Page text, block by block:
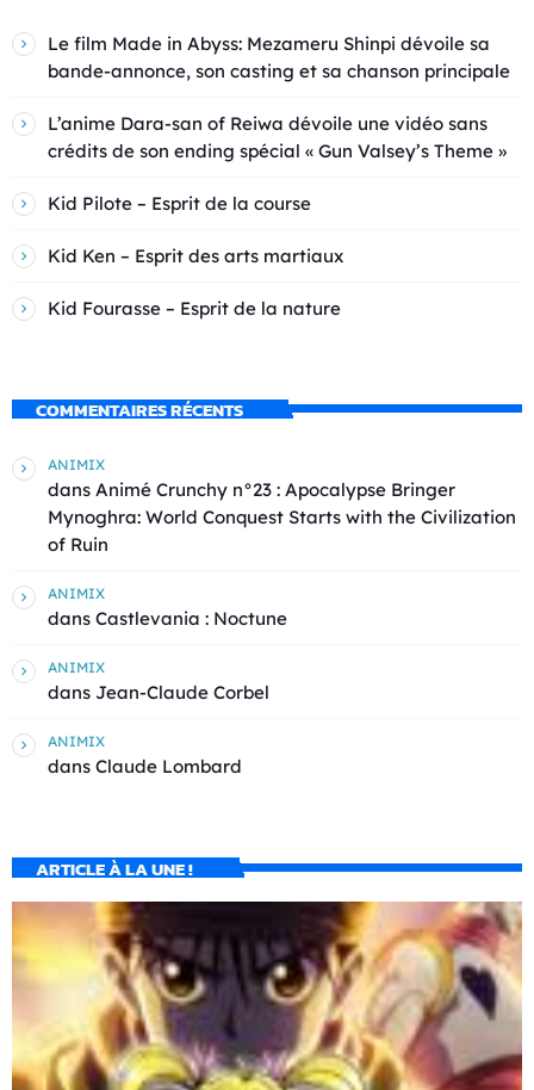
Le film Made in Abyss: Mezameru Shinpi dévoile sa
bande-annonce, son casting et sa chanson principale
L’anime Dara-san of Reiwa dévoile une vidéo sans
crédits de son ending spécial « Gun Valsey’s Theme »
Kid Pilote – Esprit de la course
Kid Ken – Esprit des arts martiaux
Kid Fourasse – Esprit de la nature
COMMENTAIRES RÉCENTS
ANIMIX
dans Animé Crunchy n°23 : Apocalypse Bringer
Mynoghra: World Conquest Starts with the Civilization
of Ruin
ANIMIX
dans Castlevania : Noctune
ANIMIX
dans Jean-Claude Corbel
ANIMIX
dans Claude Lombard
ARTICLE À LA UNE !